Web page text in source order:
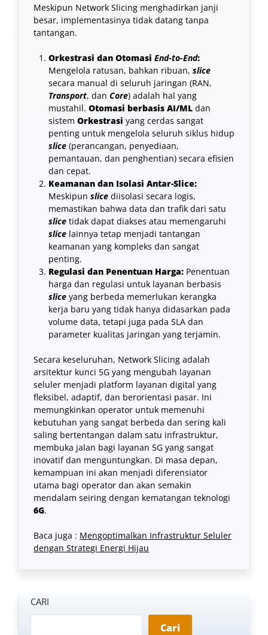
Meskipun Network Slicing menghadirkan janji
besar, implementasinya tidak datang tanpa
tantangan.
Orkestrasi dan Otomasi End-to-End:
Mengelola ratusan, bahkan ribuan, slice
secara manual di seluruh jaringan (RAN,
Transport, dan Core) adalah hal yang
mustahil. Otomasi berbasis AI/ML dan
sistem Orkestrasi yang cerdas sangat
penting untuk mengelola seluruh siklus hidup
slice (perancangan, penyediaan,
pemantauan, dan penghentian) secara efisien
dan cepat.
Keamanan dan Isolasi Antar-Slice:
Meskipun slice diisolasi secara logis,
memastikan bahwa data dan trafik dari satu
slice tidak dapat diakses atau memengaruhi
slice lainnya tetap menjadi tantangan
keamanan yang kompleks dan sangat
penting.
Regulasi dan Penentuan Harga: Penentuan
harga dan regulasi untuk layanan berbasis
slice yang berbeda memerlukan kerangka
kerja baru yang tidak hanya didasarkan pada
volume data, tetapi juga pada SLA dan
parameter kualitas jaringan yang terjamin.
Secara keseluruhan, Network Slicing adalah
arsitektur kunci 5G yang mengubah layanan
seluler menjadi platform layanan digital yang
fleksibel, adaptif, dan berorientasi pasar. Ini
memungkinkan operator untuk memenuhi
kebutuhan yang sangat berbeda dan sering kali
saling bertentangan dalam satu infrastruktur,
membuka jalan bagi layanan 5G yang sangat
inovatif dan menguntungkan. Di masa depan,
kemampuan ini akan menjadi diferensiator
utama bagi operator dan akan semakin
mendalam seiring dengan kematangan teknologi
6G.
Baca juga : Mengoptimalkan Infrastruktur Seluler
dengan Strategi Energi Hijau
CARI
Cari